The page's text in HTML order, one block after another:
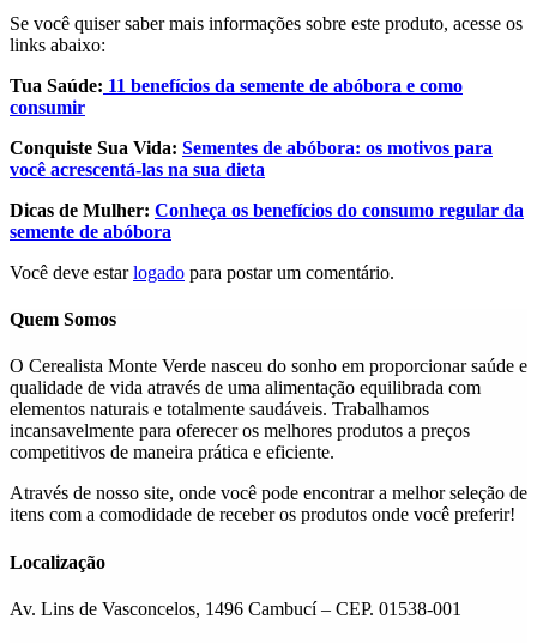
Se você quiser saber mais informações sobre este produto, acesse os
links abaixo:
Tua Saúde: 11 benefícios da semente de abóbora e como
consumir
Conquiste Sua Vida: Sementes de abóbora: os motivos para
você acrescentá-las na sua dieta
Dicas de Mulher: Conheça os benefícios do consumo regular da
semente de abóbora
Você deve estarlogado para postar um comentário.
Quem Somos
O Cerealista Monte Verde nasceu do sonho em proporcionar saúde e
qualidade de vida através de uma alimentação equilibrada com
elementos naturais e totalmente saudáveis. Trabalhamos
incansavelmente para oferecer os melhores produtos a preços
competitivos de maneira prática e eficiente.
Através de nosso site, onde você pode encontrar a melhor seleção de
itens com a comodidade de receber os produtos onde você preferir!
Localização
Av. Lins de Vasconcelos, 1496 Cambucí – CEP. 01538-001